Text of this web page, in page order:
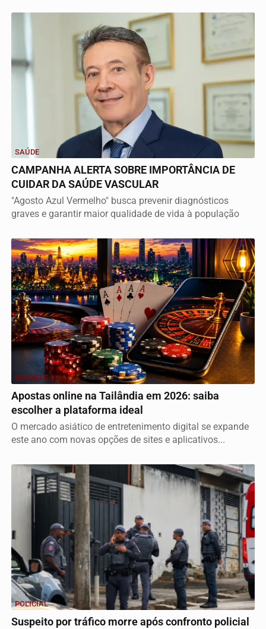
SAÚDE
CAMPANHA ALERTA SOBRE IMPORTÂNCIA DE
CUIDAR DA SAÚDE VASCULAR
"Agosto Azul Vermelho" busca prevenir diagnósticos
graves e garantir maior qualidade de vida à população
ESPORTE
Apostas online na Tailândia em 2026: saiba
escolher a plataforma ideal
O mercado asiático de entretenimento digital se expande
este ano com novas opções de sites e aplicativos...
POLICIAL
Suspeito por tráfico morre após confronto policial